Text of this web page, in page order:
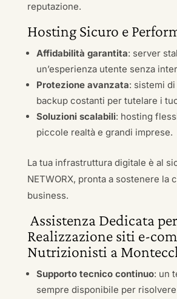
reputazione.
Hosting Sicuro e
Affidabilità garantita: server
un’esperienza utente senza
Protezione avanzata: sistemi
backup costanti per tutelare i
Soluzioni scalabili: hosting
piccole realtà e grandi imprese.
La tua infrastruttura digitale è al
NETWORX, pronta a sostenere la
business.
Assistenza Dedicata per
Realizzazione siti e-
Nutrizionisti a
Supporto tecnico continuo: un
sempre disponibile per